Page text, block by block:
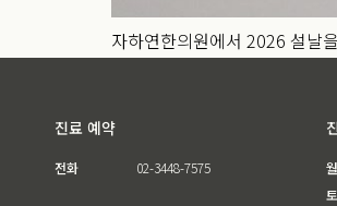
자하연한의원에서 2026 설날
진료 예약
전화 02-3448-7575
토